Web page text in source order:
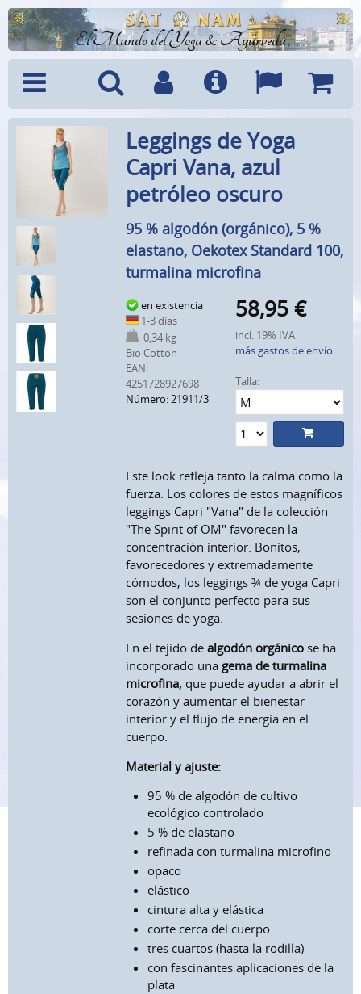
El Mundo del Yoga & Ayurveda
Menú Búsquedad
CuentaInfo Idiomas
Leggings de Yoga
Capri Vana, azul
petróleo oscuro
95 % algodón (orgánico), 5 %
elastano, Oekotex Standard 100,
turmalina microfina
en existencia
1-3 días
0,34 kg
Bio Cotton
EAN:
4251728927698
Número: 21911/3
58,95 €
incl. 19% IVA
más gastos de envío
Talla:
Este look refleja tanto la calma como la
fuerza. Los colores de estos magníficos
leggings Capri "Vana" de la colección
"The Spirit of OM" favorecen la
concentración interior. Bonitos,
favorecedores y extremadamente
cómodos, los leggings ¾ de yoga Capri
son el conjunto perfecto para sus
sesiones de yoga.
En el tejido dealgodón orgánico se ha
incorporado una gema de turmalina
microfina, que puede ayudar a abrir el
corazón y aumentar el bienestar
interior y el flujo de energía en el
cuerpo.
Material y ajuste:
95 % de algodón de cultivo
ecológico controlado
5 % de elastano
refinada con turmalina microfino
opaco
elástico
cintura alta y elástica
corte cerca del cuerpo
tres cuartos (hasta la rodilla)
con fascinantes aplicaciones de la
plata